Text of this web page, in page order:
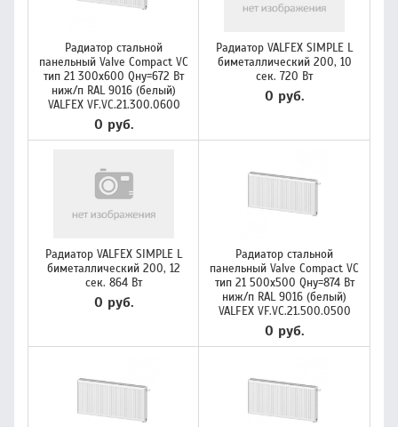
Радиатор стальной
панельный Valve Compact VC
тип 21 300х600 Qну=672 Вт
ниж/п RAL 9016 (белый)
VALFEX VF.VC.21.300.0600
0 руб.
Радиатор VALFEX SIMPLE L
биметаллический 200, 10
сек. 720 Вт
0 руб.
Радиатор VALFEX SIMPLE L
биметаллический 200, 12
сек. 864 Вт
0 руб.
Радиатор стальной
панельный Valve Compact VC
тип 21 500х500 Qну=874 Вт
ниж/п RAL 9016 (белый)
VALFEX VF.VC.21.500.0500
0 руб.